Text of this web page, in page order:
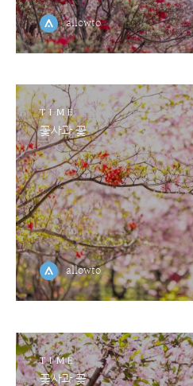
allowto
TIME
꽃사과 꽃
allowto
TIME
꽃사과 꽃